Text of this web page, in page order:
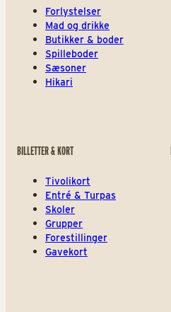
Forlystelser
Mad og drikke
Butikker & boder
Spilleboder
Sæsoner
Hikari
BILLETTER & KORT
Tivolikort
Entré & Turpas
Skoler
Grupper
Forestillinger
Gavekort